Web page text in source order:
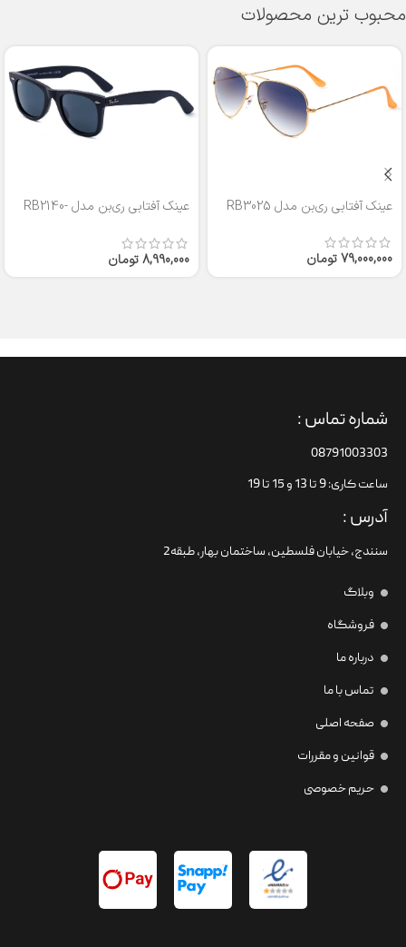
محبوب ترین محصولات
عینک آفتابی ری‌بن مدل RB3025
79,000,000تومان
عینک آفتابی ری‌بن مدل RB2140-
8,990,000تومان
شماره تماس :
08791003303
ساعت کاری: 9 تا 13 و 15 تا 19
آدرس :
سنندج، خیابان فلسطین،‌ ساختمان بهار، طبقه2
وبلاگ
فروشگاه
درباره ما
تماس با ما
صفحه اصلی
قوانین و مقررات
حریم خصوصی